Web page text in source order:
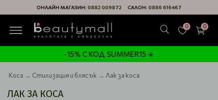
ОНЛАЙН МАГАЗИН: 0882 009872 САЛОН: 0886 616467
0 0
-15% С КОД SUMMER15 ☀️
Коса Стилизация и блясък Лак за коса
ЛАК ЗА КОСА